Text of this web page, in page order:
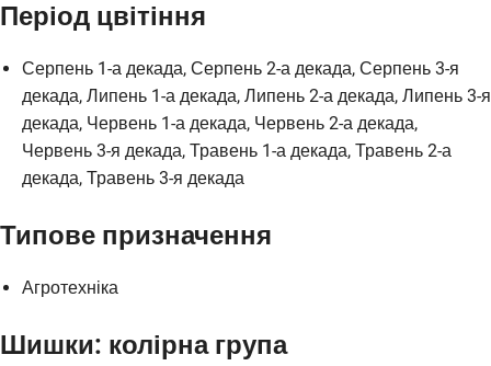
Період цвітіння
Серпень 1-а декада, Серпень 2-а декада, Серпень 3-я
декада, Липень 1-а декада, Липень 2-а декада, Липень 3-я
декада, Червень 1-а декада, Червень 2-а декада,
Червень 3-я декада, Травень 1-а декада, Травень 2-а
декада, Травень 3-я декада
Типове призначення
Агротехніка
Шишки: колірна група